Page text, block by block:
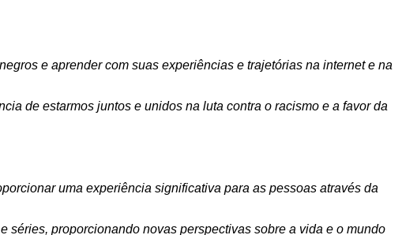
e aprender com suas experiências e trajetórias na internet e na
de estarmos juntos e unidos na luta contra o racismo e a favor da
uma experiência significativa para as pessoas através da
proporcionando novas perspectivas sobre a vida e o mundo